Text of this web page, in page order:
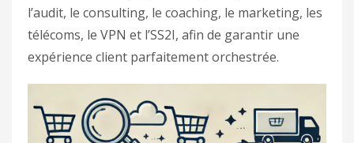
l’audit, le consulting, le coaching, le marketing, les
télécoms, le VPN et l’SS2I, afin de garantir une
expérience client parfaitement orchestrée.